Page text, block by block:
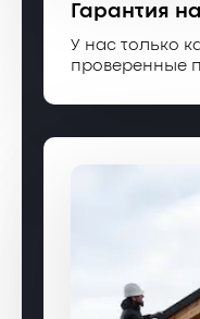
Гарантия
У нас только
проверенные